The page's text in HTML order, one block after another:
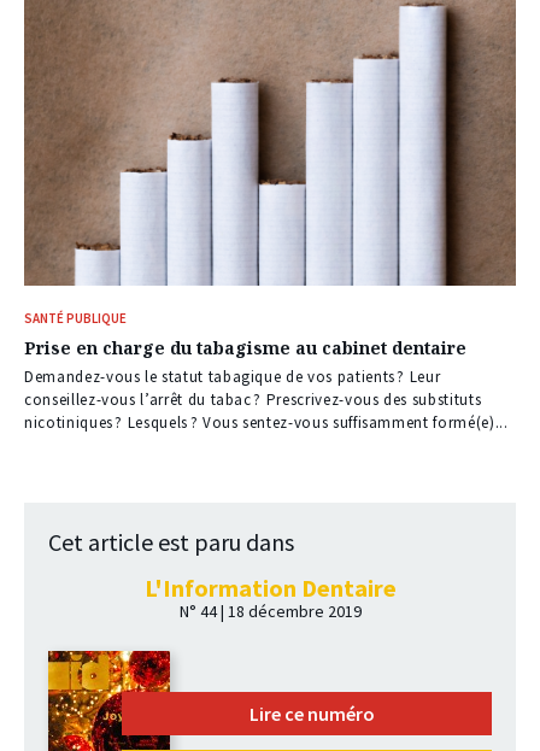
SANTÉ PUBLIQUE
Prise en charge du tabagisme au cabinet dentaire
Demandez-vous le statut tabagique de vos patients ? Leur
conseillez-vous l’arrêt du tabac ? Prescrivez-vous des substituts
nicotiniques ? Lesquels ? Vous sentez-vous suffisamment formé(e)...
Cet article est paru dans
L'Information Dentaire
N° 44 | 18 décembre 2019
Lire ce numéro